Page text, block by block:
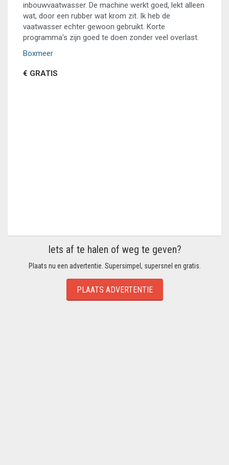
inbouwvaatwasser. De machine werkt goed, lekt alleen
wat, door een rubber wat krom zit. Ik heb de
vaatwasser echter gewoon gebruikt. Korte
programma's zijn goed te doen zonder veel overlast.
Boxmeer
€ GRATIS
Iets af te halen of weg te geven?
Plaats nu een advertentie. Supersimpel, supersnel en gratis.
PLAATS ADVERTENTIE